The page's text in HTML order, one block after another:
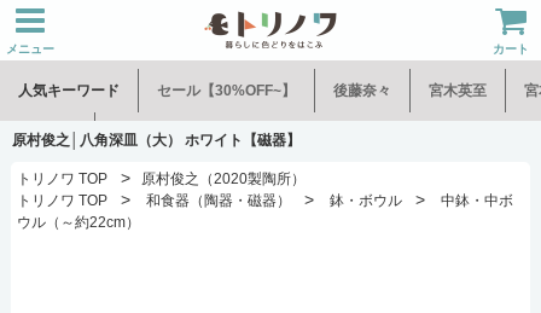
メニュー カート
人気キーワード セール【30%OFF~】 後藤奈々 宮木英至 宮
水谷和音 児玉修治
原村俊之│八角深皿（大） ホワイト【磁器】
トリノワ TOP >
原村俊之（2020製陶所）
トリノワ TOP
> 和食器（陶器・磁器） > 鉢・ボウル >
中鉢・中ボ
ウル（～約22cm）